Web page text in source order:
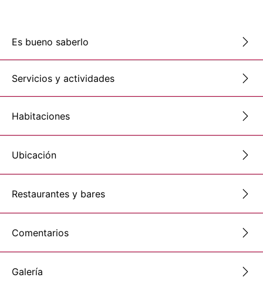
Es bueno saberlo
Servicios y actividades
Habitaciones
Ubicación
Restaurantes y bares
Comentarios
Galería